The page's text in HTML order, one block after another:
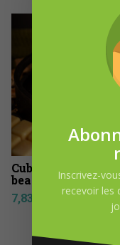
Cube de cire Sex on
beach- 74 g
7,83
Inscrivez-
recevoir les